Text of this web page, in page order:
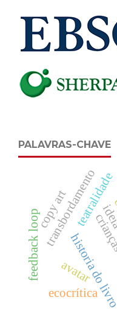
PALAVRAS-CHAVE
teatralidade
transbordamento
historia
avatar
copy art
ecocrítica
feedback loop